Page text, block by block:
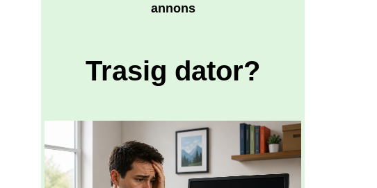
annons
Trasig dator?